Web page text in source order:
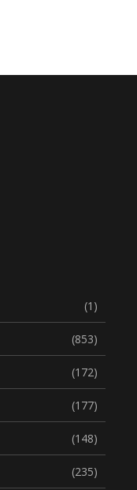
(1)
(853)
(172)
(177)
(148)
(235)